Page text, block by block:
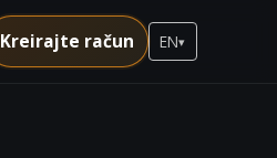
Kreirajte račun EN▾